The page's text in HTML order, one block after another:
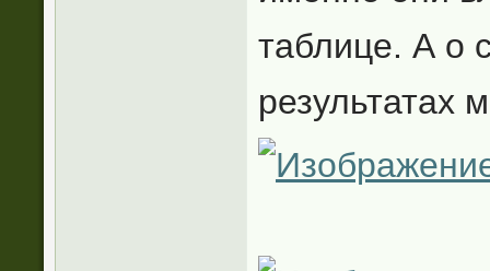
таблице. А о
результатах